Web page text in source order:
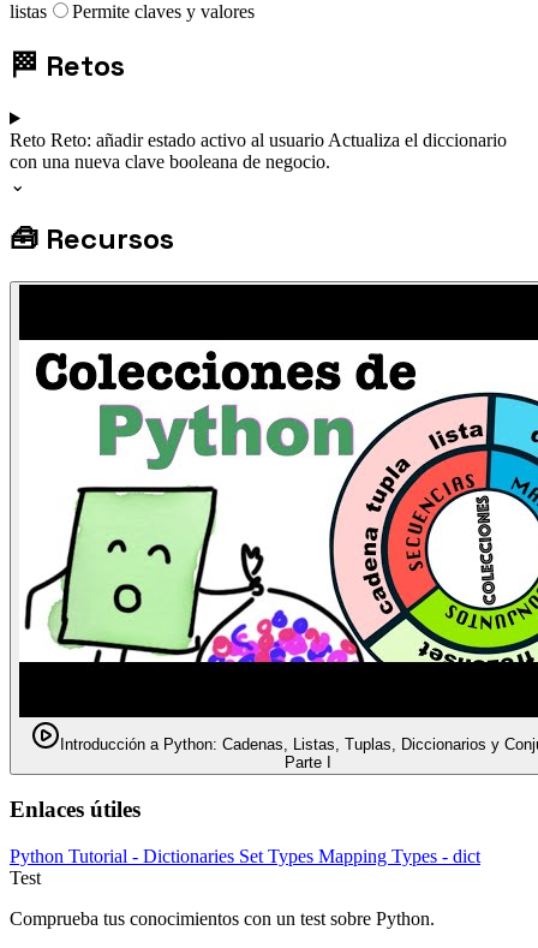
listas
Permite claves y valores
🏁 Retos
Reto Reto: añadir estado activo al usuario Actualiza el diccionario
con una nueva clave booleana de negocio.
⌄
🧰 Recursos
Introducción a Python: Cadenas, Listas, Tuplas, Diccionarios y
Parte I
Enlaces útiles
Python Tutorial - Dictionaries Set Types Mapping Types - dict
Test
Comprueba tus conocimientos con un test sobre Python.